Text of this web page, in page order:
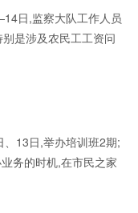
日,监察大队工作人员
是涉及农民工工资问
13日,举办培训班2期;
务的时机,在市民之家